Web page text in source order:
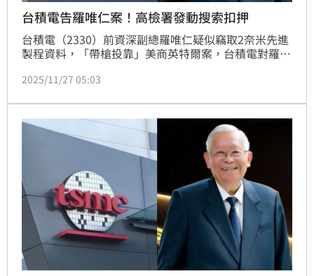
台積電告羅唯仁案！高檢署發動搜索扣押
台積電（2330）前資深副總羅唯仁疑似竊取2奈米先進
製程資料，「帶槍投靠」美商英特爾案，台積電對羅唯
智慧法院已受理並分案。高等檢察署也剪報分他字案偵
市、新竹縣的住居所，並查扣電腦、隨身碟等證物。檢
方也依法向智慧法院聲請假押其股票、不動產獲准。
2025/11/27 05:03